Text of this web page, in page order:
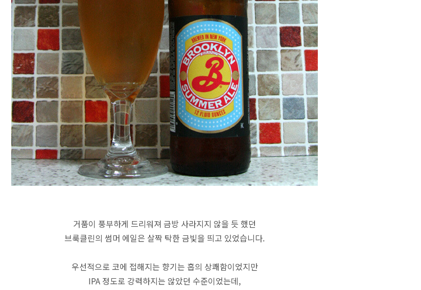
거품이 풍부하게 드리워져 금방 사라지지 않을 듯 했던
브룩클린의 썸머 에일은 살짝 탁한 금빛을 띄고 있었습니다.
우선적으로 코에 접해지는 향기는 홉의 상쾌함이었지만
IPA 정도로 강력하지는 않았던 수준이었는데,